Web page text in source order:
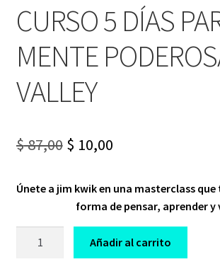
CURSO 5 DÍAS
MENTE
VALLEY
$87,00 Original
was:
$ 10,00Current
is:
Únete a jim kwik en una masterclass
forma de pensar, aprender y
Añadir al carrito